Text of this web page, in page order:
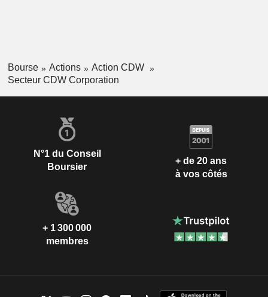
Bourse Actions
Action CDW
Secteur CDW Corporation
N°1 du Conseil
Boursier
+ de 20 ans
à vos côtés
+ 1 300 000
membres